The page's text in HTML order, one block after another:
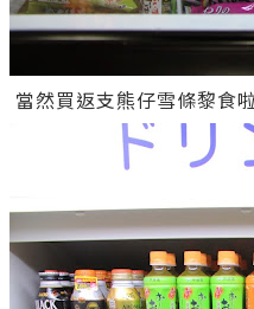
當然買返支熊仔雪條黎食